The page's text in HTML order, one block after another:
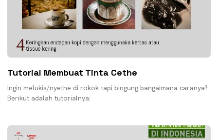
Tutorial Membuat Tinta Cethe
Ingin melukis/nyethe di rokok tapi bingung bangaimana caranya?
Berikut adalah tutorialnya: